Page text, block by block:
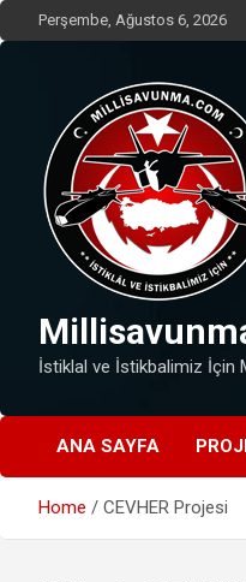
Skip
to
Perşembe, Ağustos 6, 2026
İstiklal ve İstikbalimiz İçin
ANA SAYFA
Home CEVHER Projesi